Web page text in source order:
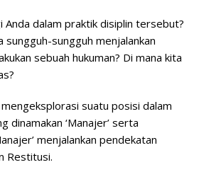
Anda dalam praktik disiplin tersebut?
sungguh-sungguh menjalankan
sebuah hukuman? Di mana kita
suatu posisi dalam
dinamakan ‘Manajer’ serta
menjalankan pendekatan
Restitusi.